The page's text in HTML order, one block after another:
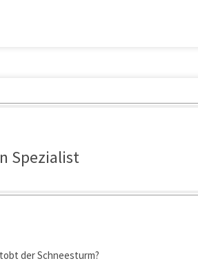
Spezialist
der Schneesturm?